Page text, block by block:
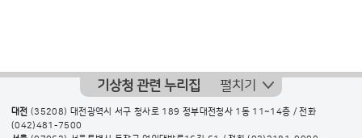
기상청 관련 누리집 펼치기
대전 (35208) 대전광역시 서구 청사로 189 정부대전청사 1동 11~14층 / 전화
(042)481-7500